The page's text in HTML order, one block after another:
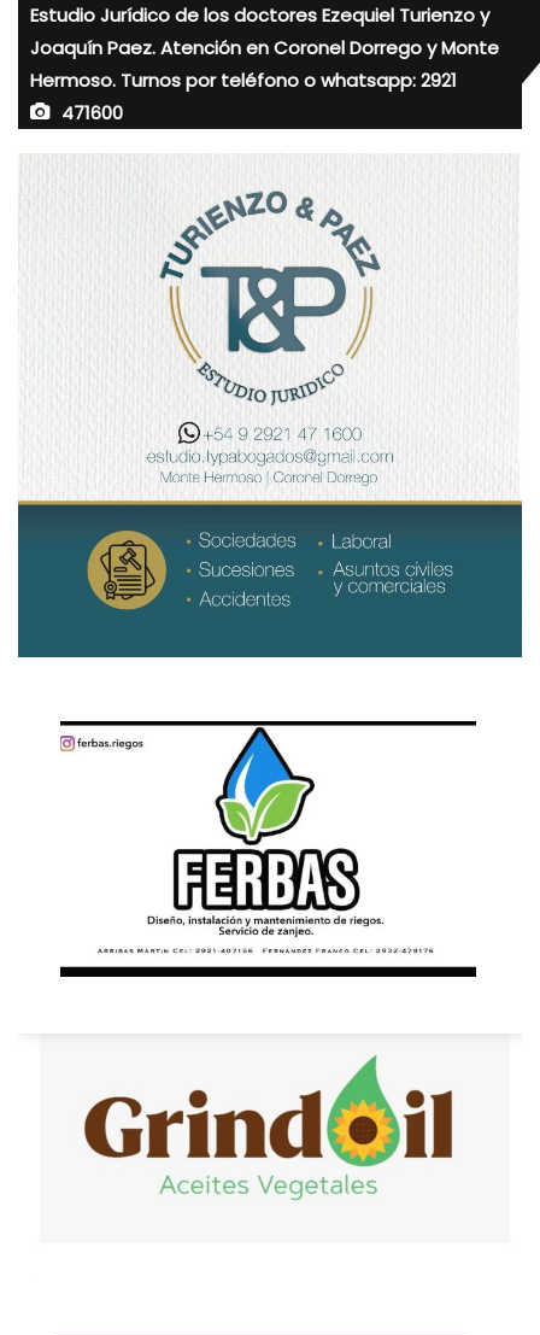
Estudio Jurídico de los doctores Ezequiel Turienzo y
Joaquín Paez. Atención en Coronel Dorrego y Monte
Hermoso. Turnos por teléfono o whatsapp: 2921
471600